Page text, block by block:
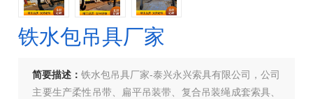
铁水包吊具厂家
简要描述：铁水包吊具厂家-泰兴永兴索具有限公司，公司
主要生产柔性吊带、扁平吊装带、复合吊装绳成套索具、